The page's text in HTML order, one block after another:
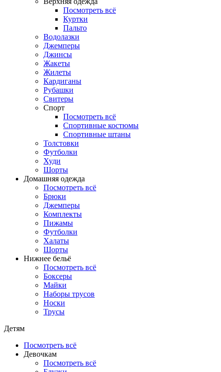
Посмотреть всё
Куртки
Пальто
Водолазки
Джемперы
Джинсы
Жакеты
Жилеты
Кардиганы
Рубашки
Свитеры
Спорт
Посмотреть всё
Спортивные костюмы
Спортивные штаны
Толстовки
Футболки
Худи
Шорты
Домашняя одежда
Посмотреть всё
Брюки
Джемперы
Комплекты
Пижамы
Футболки
Халаты
Шорты
Нижнее бельё
Посмотреть всё
Боксеры
Майки
Наборы трусов
Носки
Трусы
Детям
Посмотреть всё
Девочкам
Посмотреть всё